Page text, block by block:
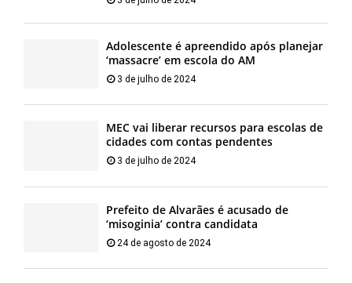
Adolescente é apreendido após planejar
‘massacre’ em escola do AM
3 de julho de 2024
MEC vai liberar recursos para escolas de
cidades com contas pendentes
3 de julho de 2024
Prefeito de Alvarães é acusado de
‘misoginia’ contra candidata
24 de agosto de 2024